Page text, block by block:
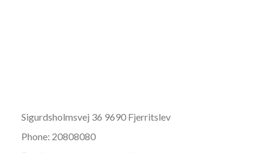
Sigurdsholmsvej 36 9690 Fjerritslev
Phone: 20808080